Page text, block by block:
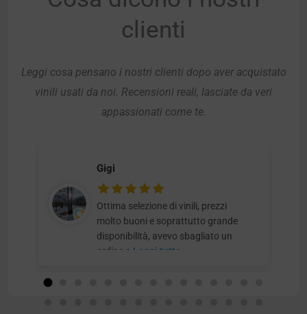
clienti
Leggi cosa pensano i nostri clienti dopo aver acquistato
vinili usati da noi. Recensioni reali, lasciate da veri
appassionati come te.
Gigi
Ottima selezione di vinili, prezzi
molto buoni e soprattutto grande
disponibilità, avevo sbagliato un
ordine e Leggi tutto